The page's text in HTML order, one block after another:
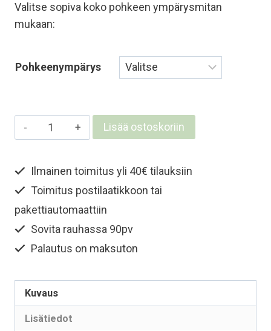
Valitse sopiva koko pohkeen ympärysmitan
mukaan:
Pohkeenympärys
Pitkät
merinovillasäärystimet
Farkunsininen
määrä
Lisää ostoskoriin
Ilmainen toimitus yli 40€ tilauksiin
Toimitus postilaatikkoon tai
pakettiautomaattiin
Sovita rauhassa 90pv
Palautus on maksuton
Kuvaus
Lisätiedot